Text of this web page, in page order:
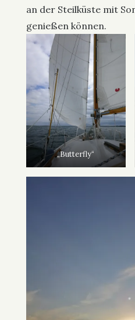
an der Steilküste mit
genießen können.
„Butterfly“